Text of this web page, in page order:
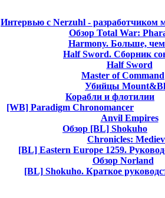
Интервью с Nerzuhl - разработчиком
Обзор Total War:
Harmony. Больше,
Half Sword. Сборник
Half Sword
Master of Command
Убийцы
Корабли и флотилии
[WB] Paradigm Chronomancer
Anvil Empires
Обзор [BL] Shokuho
Chronicles:
[BL] Eastern Europe 1259.
Обзор Norland
[BL] Shokuho. Краткое